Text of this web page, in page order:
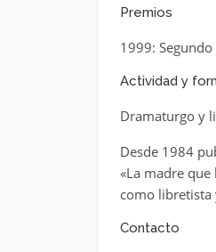
Premios
1999:
Actividad y
Dramaturgo y
Desde 1984
«La madre
como libretista
Contacto